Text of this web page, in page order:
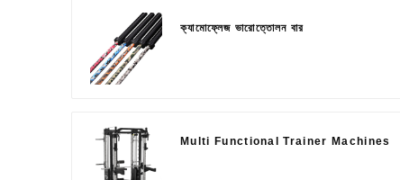
ক্যামোফ্লেজ ভারোত্তোলন বার
Multi Functional Trainer Machines